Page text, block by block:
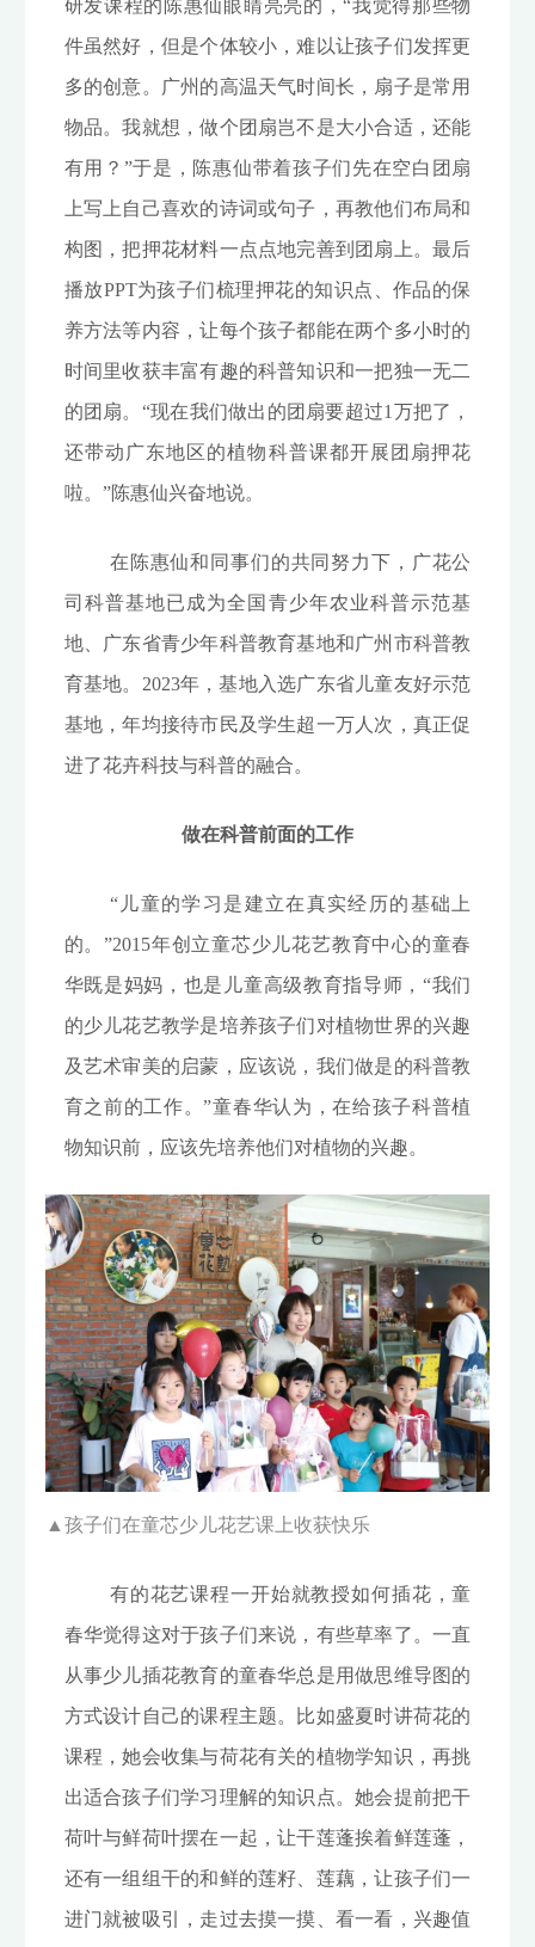
研发课程的陈惠仙眼睛亮亮的，“我觉得那些物
件虽然好，但是个体较小，难以让孩子们发挥更
多的创意。广州的高温天气时间长，扇子是常用
物品。我就想，做个团扇岂不是大小合适，还能
有用？”于是，陈惠仙带着孩子们先在空白团扇
上写上自己喜欢的诗词或句子，再教他们布局和
构图，把押花材料一点点地完善到团扇上。最后
播放PPT为孩子们梳理押花的知识点、作品的保
养方法等内容，让每个孩子都能在两个多小时的
时间里收获丰富有趣的科普知识和一把独一无二
的团扇。“现在我们做出的团扇要超过1万把了，
还带动广东地区的植物科普课都开展团扇押花
啦。”陈惠仙兴奋地说。
在陈惠仙和同事们的共同努力下，广花公
司科普基地已成为全国青少年农业科普示范基
地、广东省青少年科普教育基地和广州市科普教
育基地。2023年，基地入选广东省儿童友好示范
基地，年均接待市民及学生超一万人次，真正促
进了花卉科技与科普的融合。
做在科普前面的工作
“儿童的学习是建立在真实经历的基础上
的。”2015年创立童芯少儿花艺教育中心的童春
华既是妈妈，也是儿童高级教育指导师，“我们
的少儿花艺教学是培养孩子们对植物世界的兴趣
及艺术审美的启蒙，应该说，我们做是的科普教
育之前的工作。”童春华认为，在给孩子科普植
物知识前，应该先培养他们对植物的兴趣。
▲ 孩子们在童芯少儿花艺课上收获快乐
有的花艺课程一开始就教授如何插花，童
春华觉得这对于孩子们来说，有些草率了。一直
从事少儿插花教育的童春华总是用做思维导图的
方式设计自己的课程主题。比如盛夏时讲荷花的
课程，她会收集与荷花有关的植物学知识，再挑
出适合孩子们学习理解的知识点。她会提前把干
荷叶与鲜荷叶摆在一起，让干莲蓬挨着鲜莲蓬，
还有一组组干的和鲜的莲籽、莲藕，让孩子们一
进门就被吸引，走过去摸一摸、看一看，兴趣值